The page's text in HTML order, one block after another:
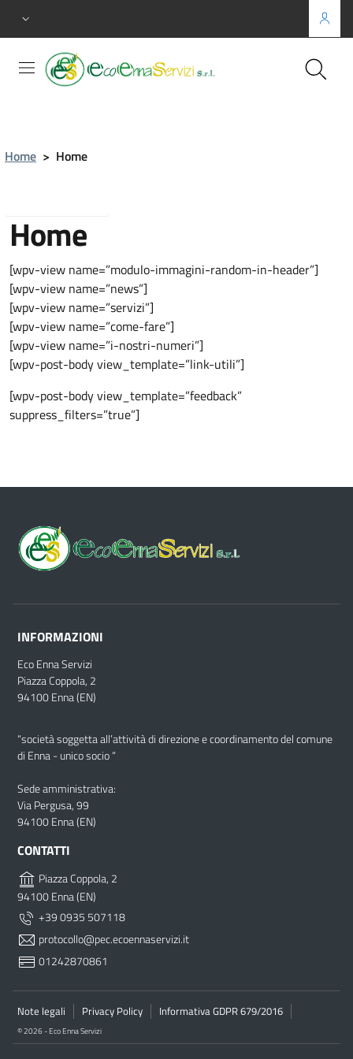
Home > Home
Home
[wpv-view name=”modulo-immagini-random-in-header”]
[wpv-view name=”news”]
[wpv-view name=”servizi”]
[wpv-view name=”come-fare”]
[wpv-view name=”i-nostri-numeri”]
[wpv-post-body view_template=”link-utili”]
[wpv-post-body view_template=”feedback”
suppress_filters=”true”]
INFORMAZIONI
Eco Enna Servizi
Piazza Coppola, 2
94100 Enna (EN)
“società soggetta all’attività di direzione e coordinamento del comune
di Enna - unico socio “
Sede amministrativa:
Via Pergusa, 99
94100 Enna (EN)
CONTATTI
Piazza Coppola, 2
94100 Enna (EN)
+39 0935 507118
protocollo@pec.ecoennaservizi.it
01242870861
Note legali Privacy Policy Informativa GDPR 679/2016
© 2026 - Eco Enna Servizi